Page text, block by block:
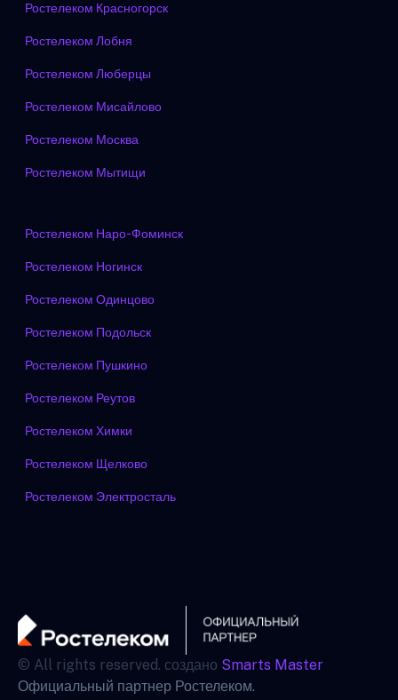
Ростелеком Красногорск
Ростелеком Лобня
Ростелеком Люберцы
Ростелеком Мисайлово
Ростелеком Москва
Ростелеком Мытищи
Ростелеком Наро-Фоминск
Ростелеком Ногинск
Ростелеком Одинцово
Ростелеком Подольск
Ростелеком Пушкино
Ростелеком Реутов
Ростелеком Химки
Ростелеком Щелково
Ростелеком Электросталь
© All rights reserved. создано Smarts Master
Официальный партнер Ростелеком.